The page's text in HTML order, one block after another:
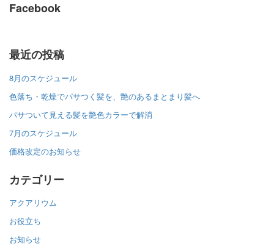
Facebook
最近の投稿
8月のスケジュール
色落ち・乾燥でパサつく髪を、艶のあるまとまり髪へ
パサついて見える髪を艶色カラーで解消
7月のスケジュール
価格改定のお知らせ
カテゴリー
アクアリウム
お役立ち
お知らせ